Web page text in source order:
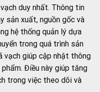
duy nhất. Thông tin
sản xuất, nguồn gốc và
hệ thống quản lý dựa
trong quá trình sản
vạch giúp cập nhật thông
Điều này giúp tăng
trong việc theo dõi và